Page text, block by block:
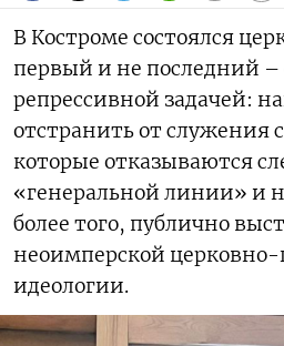
В Костроме состоялся
первый и не последний
репрессивной задачей:
отстранить от служения
которые отказываются
«генеральной линии» и
более того, публично
неоимперской церковно-
идеологии.